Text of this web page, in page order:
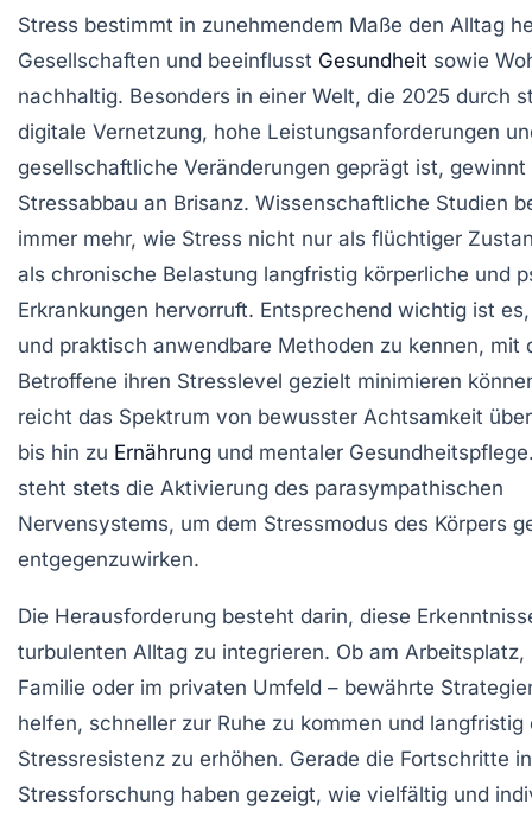
Stress bestimmt in zunehmendem Maße den Alltag
Gesellschaften und beeinflusst Gesundheit sowie
nachhaltig. Besonders in einer Welt, die 2025 durch
digitale Vernetzung, hohe Leistungsanforderungen
gesellschaftliche Veränderungen geprägt ist, gewinnt
Stressabbau an Brisanz. Wissenschaftliche Studien
immer mehr, wie Stress nicht nur als flüchtiger
als chronische Belastung langfristig körperliche und
Erkrankungen hervorruft. Entsprechend wichtig ist
und praktisch anwendbare Methoden zu kennen, mit
Betroffene ihren Stresslevel gezielt minimieren
reicht das Spektrum von bewusster Achtsamkeit
bis hin zu Ernährung und mentaler
steht stets die Aktivierung des parasympathischen
Nervensystems, um dem Stressmodus des Körpers
entgegenzuwirken.
Die Herausforderung besteht darin, diese
turbulenten Alltag zu integrieren. Ob am Arbeitsplatz,
Familie oder im privaten Umfeld – bewährte
helfen, schneller zur Ruhe zu kommen und langfristig
Stressresistenz zu erhöhen. Gerade die Fortschritte
Stressforschung haben gezeigt, wie vielfältig und